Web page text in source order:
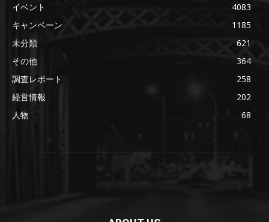
イベント
4083
キャンペーン
1185
未分類
621
その他
364
調査レポート
258
経営情報
202
人物
68